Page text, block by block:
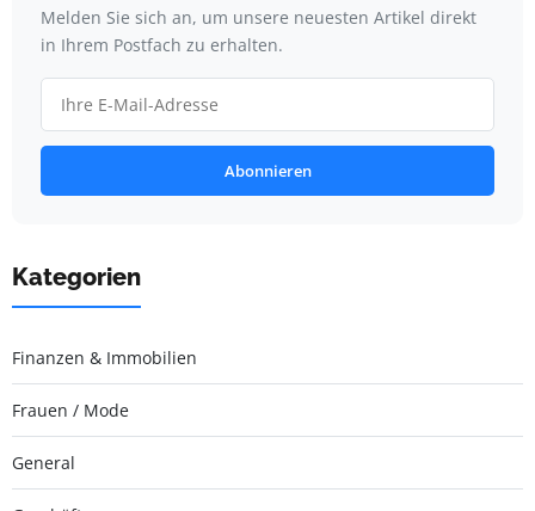
Melden Sie sich an, um unsere neuesten Artikel direkt
in Ihrem Postfach zu erhalten.
Abonnieren
Kategorien
Finanzen & Immobilien
Frauen / Mode
General